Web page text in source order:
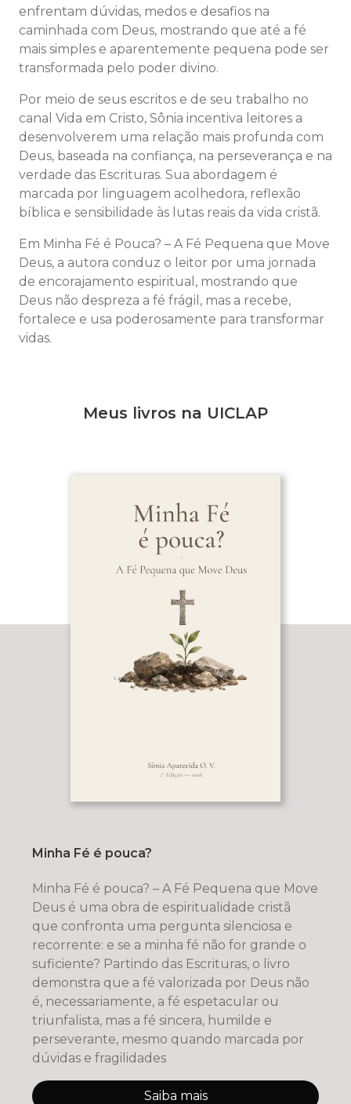
enfrentam dúvidas, medos e desafios na
caminhada com Deus, mostrando que até a fé
mais simples e aparentemente pequena pode ser
transformada pelo poder divino.
Por meio de seus escritos e de seu trabalho no
canal Vida em Cristo, Sônia incentiva leitores a
desenvolverem uma relação mais profunda com
Deus, baseada na confiança, na perseverança e na
verdade das Escrituras. Sua abordagem é
marcada por linguagem acolhedora, reflexão
bíblica e sensibilidade às lutas reais da vida cristã.
Em Minha Fé é Pouca? – A Fé Pequena que Move
Deus, a autora conduz o leitor por uma jornada
de encorajamento espiritual, mostrando que
Deus não despreza a fé frágil, mas a recebe,
fortalece e usa poderosamente para transformar
vidas.
Meus livros na UICLAP
Minha Fé é pouca?
Minha Fé é pouca? – A Fé Pequena que Move
Deus é uma obra de espiritualidade cristã
que confronta uma pergunta silenciosa e
recorrente: e se a minha fé não for grande o
suficiente? Partindo das Escrituras, o livro
demonstra que a fé valorizada por Deus não
é, necessariamente, a fé espetacular ou
triunfalista, mas a fé sincera, humilde e
perseverante, mesmo quando marcada por
dúvidas e fragilidades
Saiba mais